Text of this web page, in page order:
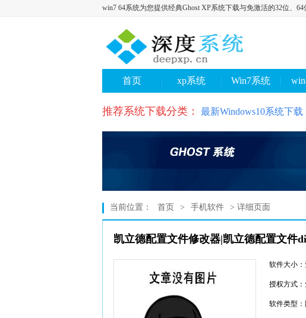
win7 64系统为您提供经典Ghost XP系统下载与免激活的32位、
首页 xp系统 Win7系统
推荐系统下载分类： 最新Windows10系统下载
当前位置： 首页 > 手机软件 > 详细页面
凯立德配置文件修改器|凯立德配置文件
软件大小
授权方式
软件类型